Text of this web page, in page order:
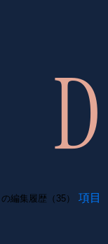
編集履歴（35）
項目